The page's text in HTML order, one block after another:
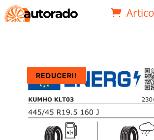
REDUCERI!